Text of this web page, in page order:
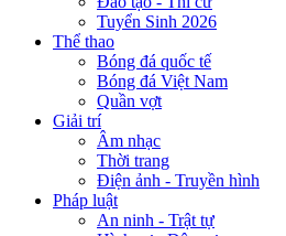
Tuyển Sinh 2026
Thể thao
Bóng đá quốc tế
Bóng đá Việt Nam
Quần vợt
Giải trí
Âm nhạc
Thời trang
Điện ảnh - Truyền hình
Pháp luật
An ninh - Trật tự